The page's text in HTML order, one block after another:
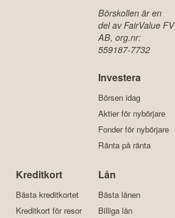
Börskollen är en
del av FairValue FV
AB, org.nr:
559187-7732
Investera
Börsen idag
Aktier för nybörjare
Fonder för nybörjare
Ränta på ränta
Kreditkort
Bästa kreditkortet
Kreditkort för resor
Lån
Bästa lånen
Billiga lån